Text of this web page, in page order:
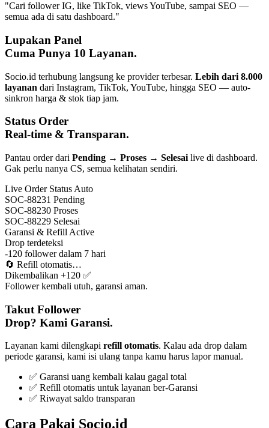
"Cari follower IG, like TikTok, views YouTube, sampai SEO —
semua ada di satu dashboard."
Lupakan Panel
Cuma Punya 10 Layanan.
Socio.id terhubung langsung ke provider terbesar. Lebih dari 8.000
layanan dari Instagram, TikTok, YouTube, hingga SEO — auto-
sinkron harga & stok tiap jam.
Status Order
Real-time & Transparan.
Pantau order dari Pending → Proses → Selesai live di dashboard.
Gak perlu nanya CS, semua kelihatan sendiri.
Live Order Status Auto
SOC-88231 Pending
SOC-88230 Proses
SOC-88229 Selesai
Garansi & Refill Active
Drop terdeteksi
-120 follower dalam 7 hari
🔄 Refill otomatis…
Dikembalikan +120 ✅
Follower kembali utuh, garansi aman.
Takut Follower
Drop? Kami Garansi.
Layanan kami dilengkapi refill otomatis. Kalau ada drop dalam
periode garansi, kami isi ulang tanpa kamu harus lapor manual.
✅ Garansi uang kembali kalau gagal total
✅ Refill otomatis untuk layanan ber-Garansi
✅ Riwayat saldo transparan
Cara Pakai Socio.id